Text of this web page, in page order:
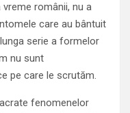
românii, nu a
care au bântuit
serie a formelor
nu sunt
pe care le scrutăm.
fenomenelor